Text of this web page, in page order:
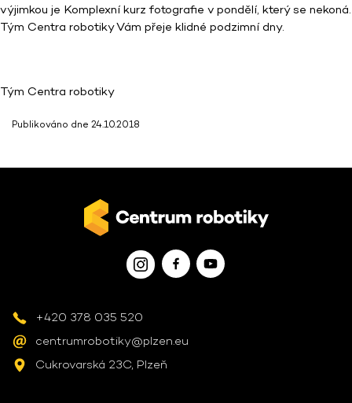
výjimkou je Komplexní kurz fotografie v pondělí, který se nekoná.
Tým Centra robotiky Vám přeje klidné podzimní dny.
Tým Centra robotiky
Publikováno dne 24.10.2018
+420 378 035 520
centrumrobotiky@plzen.eu
Cukrovarská 23C, Plzeň